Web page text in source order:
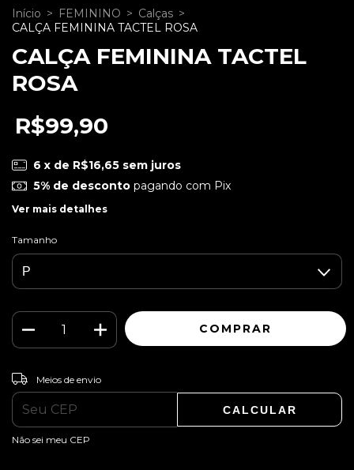
Início > FEMININO > Calças >
CALÇA FEMININA TACTEL ROSA
CALÇA FEMININA TACTEL
ROSA
R$99,90
6 x de R$16,65 sem juros
5% de descontopagando com Pix
Ver mais detalhes
Tamanho
Entregas para o CEP:
Meios de envio
CALCULAR
Não sei meu CEP